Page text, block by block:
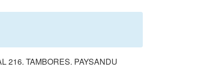
216. TAMBORES. PAYSANDU